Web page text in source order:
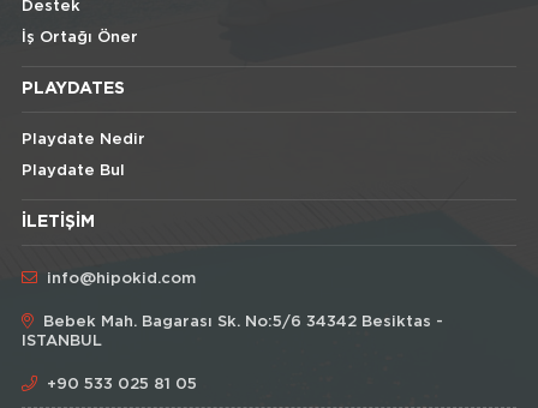
Destek
İş Ortağı Öner
PLAYDATES
Playdate Nedir
Playdate Bul
İLETIŞIM
info@hipokid.com
Bebek Mah. Bagarası Sk. No:5/6 34342 Besiktas -
ISTANBUL
+90 533 025 81 05